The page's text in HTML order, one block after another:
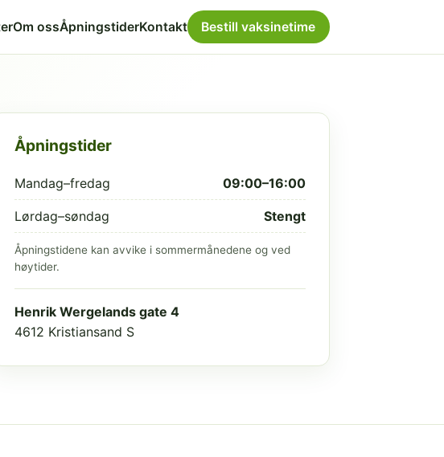
Om ossÅpningstiderKontakt Bestill vaksinetime
Åpningstider
Mandag–fredag 09:00–16:00
Lørdag–søndag Stengt
Åpningstidene kan avvike i sommermånedene og ved
høytider.
Henrik Wergelands gate 4
4612 Kristiansand S